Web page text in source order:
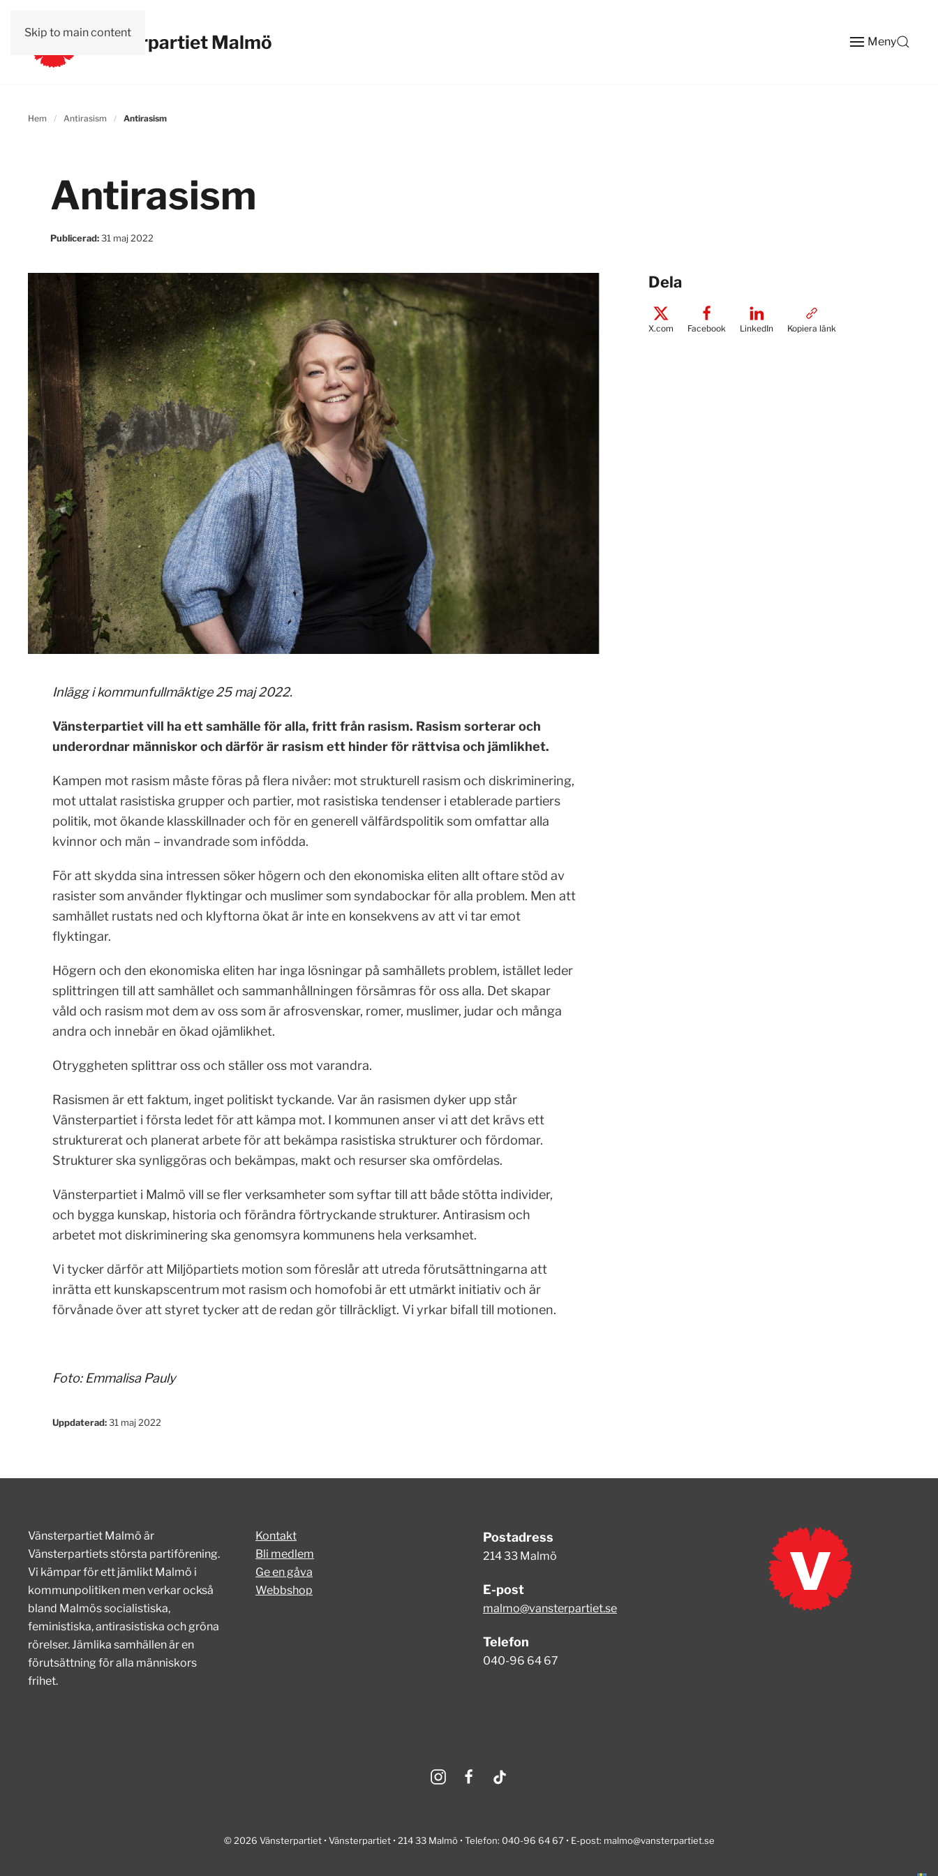
Skip to main contentVänsterpartiet Malmö Meny
Hem Antirasism Antirasism
Antirasism
Publicerad:31 maj 2022
Inlägg i kommunfullmäktige 25 maj 2022.
Vänsterpartiet vill ha ett samhälle för alla, fritt från rasism. Rasism sorterar och
underordnar människor och därför är rasism ett hinder för rättvisa och jämlikhet.
Kampen mot rasism måste föras på flera nivåer: mot strukturell rasism och diskriminering,
mot uttalat rasistiska grupper och partier, mot rasistiska tendenser i etablerade partiers
politik, mot ökande klasskillnader och för en generell välfärdspolitik som omfattar alla
kvinnor och män – invandrade som infödda.
För att skydda sina intressen söker högern och den ekonomiska eliten allt oftare stöd av
rasister som använder flyktingar och muslimer som syndabockar för alla problem. Men att
samhället rustats ned och klyftorna ökat är inte en konsekvens av att vi tar emot
flyktingar.
Högern och den ekonomiska eliten har inga lösningar på samhällets problem, istället leder
splittringen till att samhället och sammanhållningen försämras för oss alla. Det skapar
våld och rasism mot dem av oss som är afrosvenskar, romer, muslimer, judar och många
andra och innebär en ökad ojämlikhet.
Otryggheten splittrar oss och ställer oss mot varandra.
Rasismen är ett faktum, inget politiskt tyckande. Var än rasismen dyker upp står
Vänsterpartiet i första ledet för att kämpa mot. I kommunen anser vi att det krävs ett
strukturerat och planerat arbete för att bekämpa rasistiska strukturer och fördomar.
Strukturer ska synliggöras och bekämpas, makt och resurser ska omfördelas.
Vänsterpartiet i Malmö vill se fler verksamheter som syftar till att både stötta individer,
och bygga kunskap, historia och förändra förtryckande strukturer. Antirasism och
arbetet mot diskriminering ska genomsyra kommunens hela verksamhet.
Vi tycker därför att Miljöpartiets motion som föreslår att utreda förutsättningarna att
inrätta ett kunskapscentrum mot rasism och homofobi är ett utmärkt initiativ och är
förvånade över att styret tycker att de redan gör tillräckligt. Vi yrkar bifall till motionen.
Foto: Emmalisa Pauly
Uppdaterad:31 maj 2022
Dela
X.com Facebook LinkedIn Kopiera länk
Vänsterpartiet Malmö är
Vänsterpartiets största partiförening.
Vi kämpar för ett jämlikt Malmö i
kommunpolitiken men verkar också
bland Malmös socialistiska,
feministiska, antirasistiska och gröna
rörelser. Jämlika samhällen är en
förutsättning för alla människors
frihet.
Kontakt
Bli medlem
Ge en gåva
Webbshop
Postadress
214 33 Malmö
E-post
malmo@vansterpartiet.se
Telefon
040-96 64 67
© 2026 Vänsterpartiet • Vänsterpartiet • 214 33 Malmö • Telefon: 040-96 64 67 • E-post: malmo@vansterpartiet.se